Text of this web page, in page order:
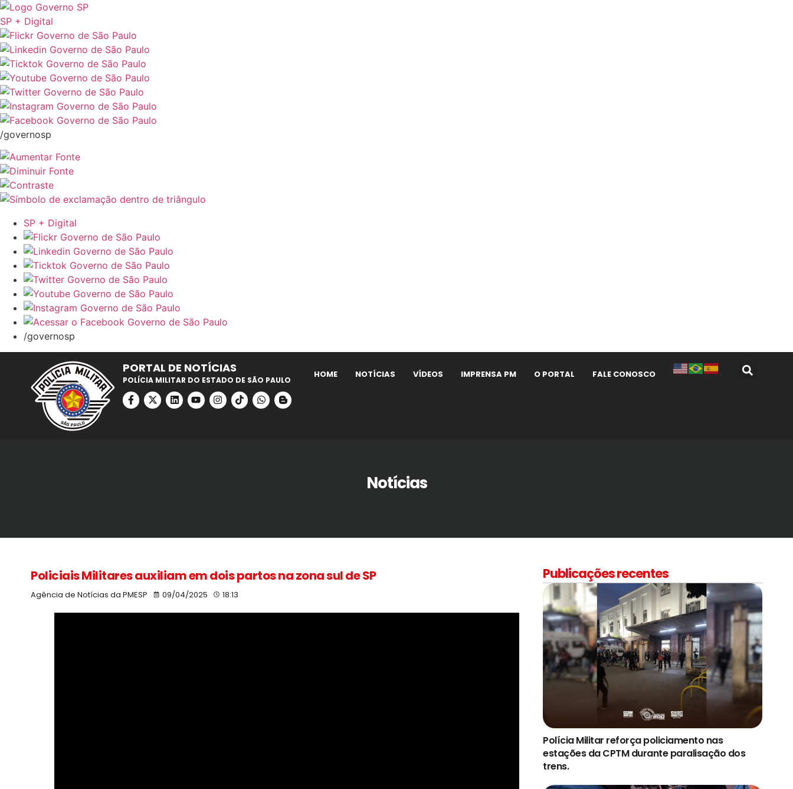
SP + Digital
/governosp
SP + Digital
/governosp
PORTAL DE NOTÍCIAS
POLÍCIA MILITAR DO ESTADO DE SÃO PAULO
HOME NOTÍCIAS VÍDEOS IMPRENSA PM O PORTAL FALE CONOSCO
Notícias
Policiais Militares auxiliam em dois partos na zona sul de SP
Agência de Notícias da PMESP 09/04/2025 18:13
Publicações recentes
Polícia Militar reforça policiamento nas
estações da CPTM durante paralisação dos
trens.